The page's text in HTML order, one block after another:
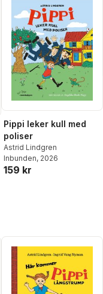
röster:
Pippi leker kull med
poliser
Astrid Lindgren
Inbunden, 2026
159 kr